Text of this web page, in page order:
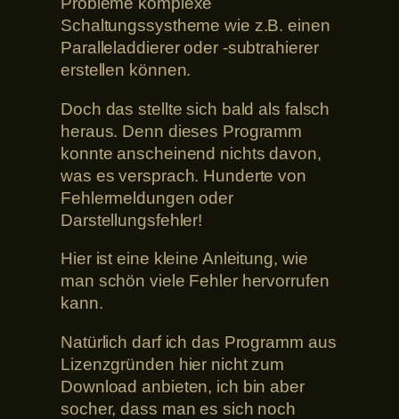
Schaltungssystheme wie z.B. einen
Paralleladdierer oder -subtrahierer
erstellen können.
Doch das stellte sich bald als falsch
heraus. Denn dieses Programm
konnte anscheinend nichts davon,
was es versprach. Hunderte von
Fehlermeldungen oder
Darstellungsfehler!
Hier ist eine kleine Anleitung, wie
man schön viele Fehler hervorrufen
kann.
Natürlich darf ich das Programm aus
Lizenzgründen hier nicht zum
Download anbieten, ich bin aber
socher, dass man es sich noch